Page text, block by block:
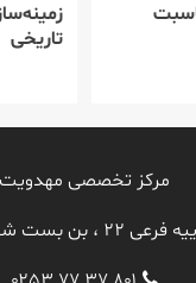
تاریخی
مرکز تخصصی مهدویت
، بن بست شهید علیان